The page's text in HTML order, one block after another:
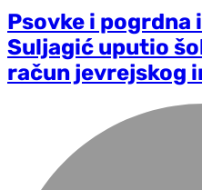
Psovke i pogrdna
Suljagić uputio
račun jevrejskog